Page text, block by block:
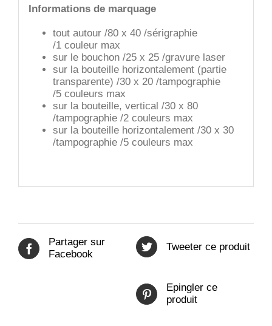
Informations de marquage
tout autour /80 x 40 /sérigraphie
/1 couleur max
sur le bouchon /25 x 25 /gravure laser
sur la bouteille horizontalement (partie
transparente) /30 x 20 /tampographie
/5 couleurs max
sur la bouteille, vertical /30 x 80
/tampographie /2 couleurs max
sur la bouteille horizontalement /30 x 30
/tampographie /5 couleurs max
Partager sur
Facebook
Tweeter ce produit
Epingler ce
produit